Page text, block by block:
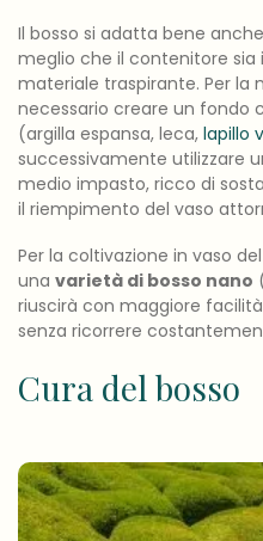
Il bosso si adatta bene
meglio che il contenitore
materiale traspirante. Per la
necessario creare un fondo
(argilla espansa, leca, lapillo
successivamente utilizzare
medio impasto, ricco di
il riempimento del vaso
Per la coltivazione in vaso
una varietà di bosso nano
riuscirà con maggiore
senza ricorrere
Cura del bosso